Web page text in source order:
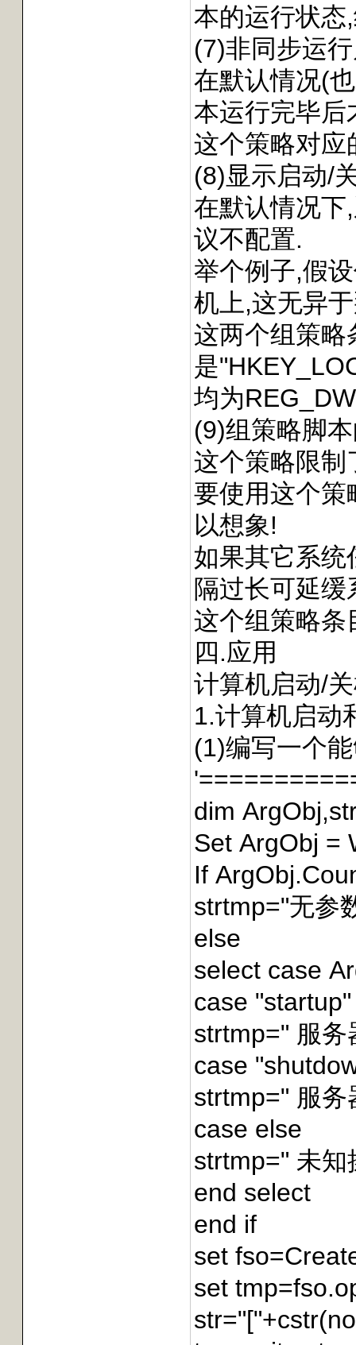
本的运行状
(7)非同步运
在默认情况(
本运行完毕
这个策略对应
(8)显示启动/
在默认情况下
议不配置.
举个例子,假
机上,这无异
这两个组策略
是
均为
(9)组策略脚
这个策略限制
要使用这个策
以想象!
如果其它系统
隔过长可延
这个组策略条
四.应用
计算机启动/
1.计算机启动
(1)编写一个
dim
Set ArgObj =
If
strtmp="无参
else
select case
case
strtmp=" 服
case
strtmp=" 服
case else
strtmp=" 未
end select
end if
set
set